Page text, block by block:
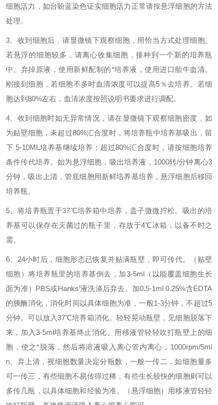
细胞活力，如台盼蓝染色证实细胞活力正常请按悬浮细胞的方法
处理。
3、收到细胞后，请显微镜下观察细胞，用恰当方式处理细胞。
若悬浮的细胞较多，请离心收集细胞，接种到一个新的培养瓶
中。弃掉原液，使用新鲜配制的*培养液 ，使用进口胎牛血清。
刚接到细胞，若细胞不多时血清浓度可以提高5％去培养。若细
胞达到80%左右 ， 血清浓度按照说明书要求进行调配。
4、收到细胞时如无异常情况 ， 请在显微镜下观察细胞密度，如
为贴壁细胞，未超过80%汇合度时，将培养瓶中培养基吸出，留
下 5-10ML培养基继续培养 ； 超过80%汇合度时，请按细胞培养
条件传代培养。如为悬浮细胞，吸出培养液，1000转/分钟离心3
分钟，吸出上清，管底细胞用新鲜培养基培养，悬浮细胞后移回
培养瓶。
5、将培养瓶置于37℃培养箱中培养，盖子微微拧松。吸出的培
养基可以保存在灭菌过的瓶子里，存放于4℃冰箱，以备不时之
需。
6、24小时后，细胞形态已恢复并贴满瓶壁，即可传代。（贴壁
细胞）将培养瓶里的培养基倒去，加3-5ml（以能覆盖细胞生长
面为准）PBS或Hanks’液洗涤后弃去。加0.5-1ml 0.25%含EDTA
的胰酶消化，消化时间以具体细胞为准，一般1-3分钟，不超过5
分钟。可以放入37℃培养箱消化。轻轻晃动瓶壁，见细胞脱落下
来，加入3-5ml培养基终止消化。用移液管轻轻吹打瓶壁上的细
胞，使之*脱落，然后将溶液吸入离心管内离心，1000rpm/5mi
n。弃上清，视细胞数量决定分瓶数，一般一传二，如细胞量多
可一传三，有些细胞不易传得过稀，有些生长较快的细胞则可以
多传几瓶，以具体细胞和经验为准。（悬浮细胞）用移液管轻轻